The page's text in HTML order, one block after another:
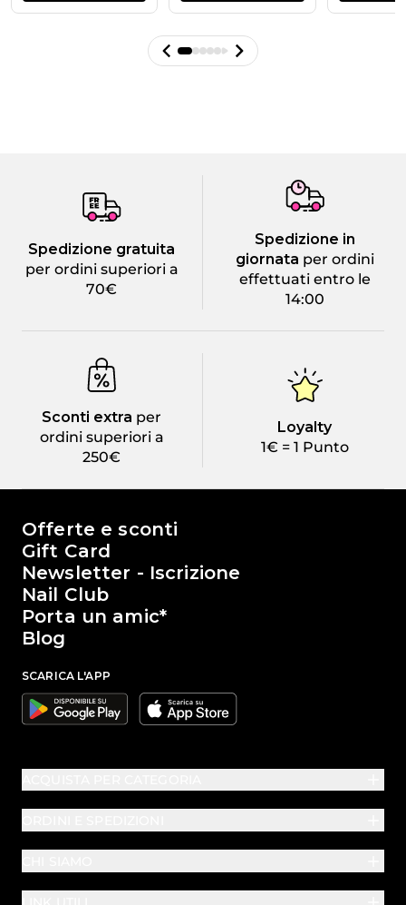
Spedizione gratuita
per ordini superiori a
70€
Spedizione in
giornata per ordini
effettuati entro le
14:00
Sconti extra per
ordini superiori a
250€
Loyalty
1€ = 1 Punto
Il mondo di Passione Beauty
Offerte e sconti
Gift Card
Newsletter - Iscrizione
Nail Club
Porta un amic*
Blog
SCARICA L'APP
Google Apple